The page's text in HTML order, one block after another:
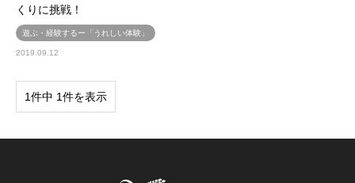
くりに挑戦！
遊ぶ・経験するー「うれしい体験」
2019.09.12
1件中 1件を表示